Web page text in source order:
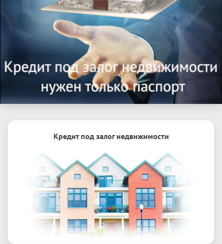
)2018011
Кредит под залог недвижимости